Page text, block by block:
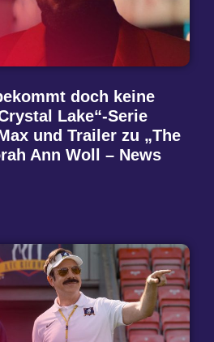
doch keine
Lake“-Serie
und Trailer zu „The
Ann Woll – News